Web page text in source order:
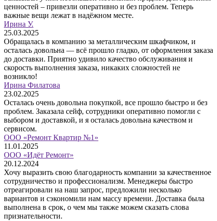
ценностей – привезли оперативно и без проблем. Теперь
важные вещи лежат в надёжном месте.
Ирина У.
25.03.2025
Обращалась в компанию за металлическим шкафчиком, и
осталась довольна — всё прошло гладко, от оформления заказа
до доставки. Приятно удивило качество обслуживания и
скорость выполнения заказа, никаких сложностей не
возникло!
Ирина Филатова
23.02.2025
Осталась очень довольна покупкой, все прошло быстро и без
проблем. Заказала сейф, сотрудники оперативно помогли с
выбором и доставкой, и я осталась довольна качеством и
сервисом.
ООО «Ремонт Квартир №1»
11.01.2025
ООО «Идёт Ремонт»
20.12.2024
Хочу выразить свою благодарность компании за качественное
сотрудничество и профессионализм. Менеджеры быстро
отреагировали на наш запрос, предложили несколько
вариантов и сэкономили нам массу времени. Доставка была
выполнена в срок, о чем мы также можем сказать слова
признательности.